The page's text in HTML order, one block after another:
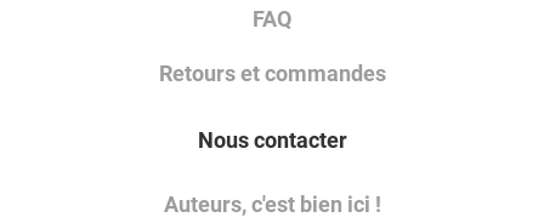
FAQ
Retours et commandes
Nous contacter
Auteurs, c'est bien ici !